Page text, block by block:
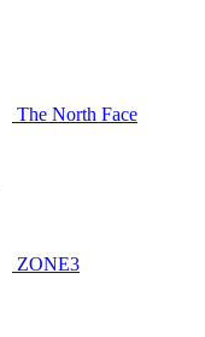
The North Face
ZONE3